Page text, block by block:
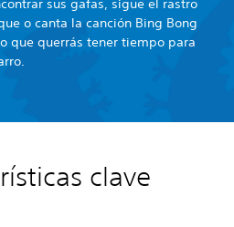
sus gafas, sigue el rastro
o canta la canción Bing Bong
que querrás tener tiempo para
clave